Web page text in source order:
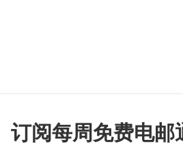
订阅每周免费电邮